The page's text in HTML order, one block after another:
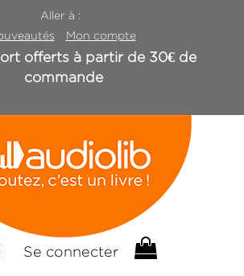
Aller à :
Mon compte
offerts à partir de 30€ de
commande
Se connecter